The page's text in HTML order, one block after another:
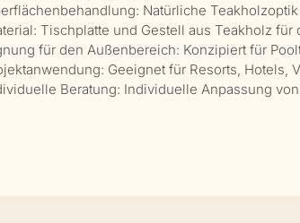
Natürliche
Tischplatte und Gestell aus Teakholz für
für den Außenbereich: Konzipiert für
Geeignet für Resorts, Hotels,
Beratung: Individuelle Anpassung